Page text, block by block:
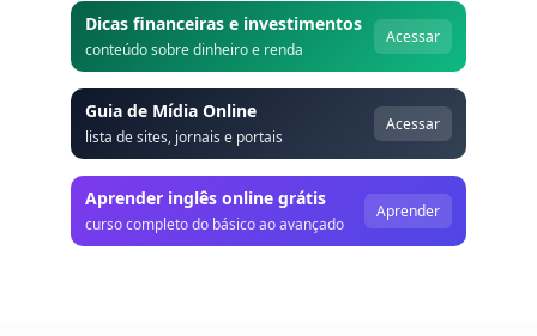
Dicas financeiras e investimentos
conteúdo sobre dinheiro e renda
Acessar
Guia de Mídia Online
lista de sites, jornais e portais
Acessar
Aprender inglês online grátis
curso completo do básico ao avançado
Aprender